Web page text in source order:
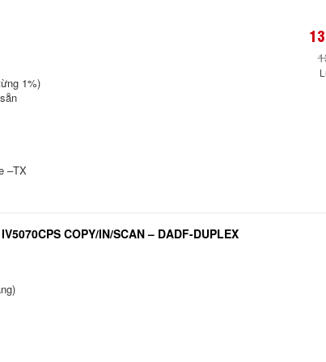
1%)
–TX
COPY/IN/SCAN – DADF-DUPLEX